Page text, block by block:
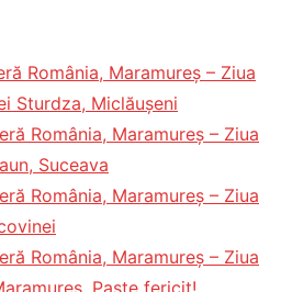
România, Maramureș – Ziua
Sturdza, Miclăușeni
România, Maramureș – Ziua
Suceava
România, Maramureș – Ziua
România, Maramureș – Ziua
Paște fericit!